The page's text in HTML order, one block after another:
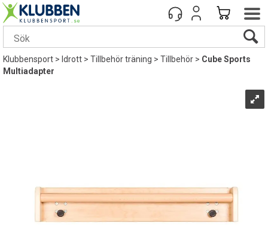
Klubbensport> Idrott>Tillbehör träning>Tillbehör>Cube Sports
Multiadapter